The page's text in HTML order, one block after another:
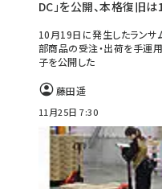
DC」を公開、本格復旧
10月19日に発生したランサ
部商品の受注・出荷を手運
子を公開した
藤田遥
11月25日 7:30